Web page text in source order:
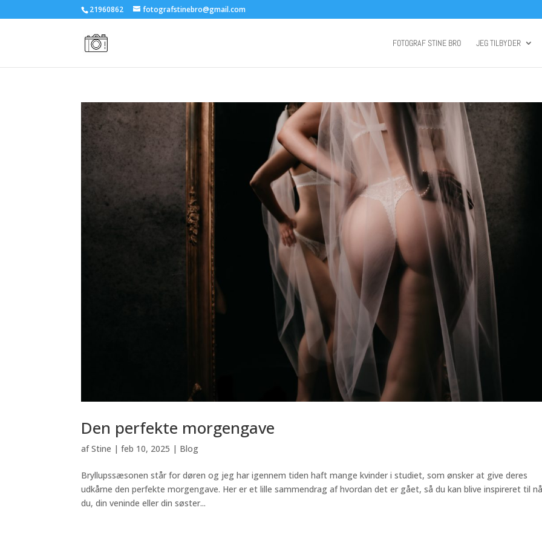
21960862 fotografstinebro@gmail.com
FOTOGRAF STINE BRO JEG TILBYDER
Den perfekte morgengave
afStine |feb 10, 2025 | Blog
Bryllupssæsonen står for døren og jeg har igennem tiden haft mange kvinder i studiet, som ønsker at give deres
udkårne den perfekte morgengave. Her er et lille sammendrag af hvordan det er gået, så du kan blive inspireret til
du, din veninde eller din søster...